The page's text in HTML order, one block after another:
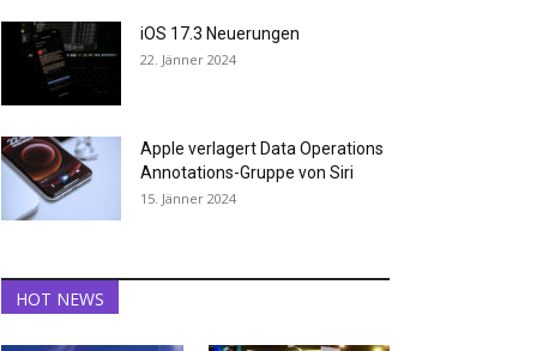
iOS 17.3 Neuerungen
22. Jänner 2024
Apple verlagert Data Operations
Annotations-Gruppe von Siri
15. Jänner 2024
HOT NEWS